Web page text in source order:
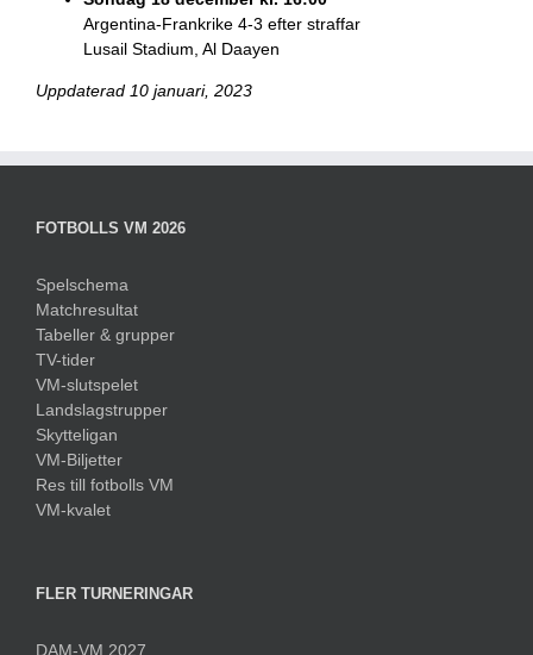
Argentina-Frankrike 4-3 efter straffar
Lusail Stadium, Al Daayen
Uppdaterad 10 januari, 2023
FOTBOLLS VM 2026
Spelschema
Matchresultat
Tabeller & grupper
TV-tider
VM-slutspelet
Landslagstrupper
Skytteligan
VM-Biljetter
Res till fotbolls VM
VM-kvalet
FLER TURNERINGAR
DAM-VM 2027